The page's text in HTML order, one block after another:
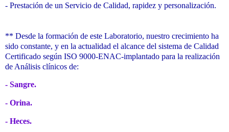
- Prestación de un Servicio de Calidad, rapidez y personalización.
** Desde la formación de este Laboratorio, nuestro crecimiento ha
sido constante, y en la actualidad el alcance del sistema de Calidad
Certificado según ISO 9000-ENAC-implantado para la realización
de Análisis clínicos de:
- Sangre.
- Orina.
- Heces.